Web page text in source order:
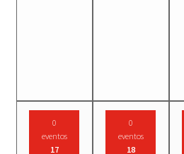
0
eventos
17
0
eventos
18